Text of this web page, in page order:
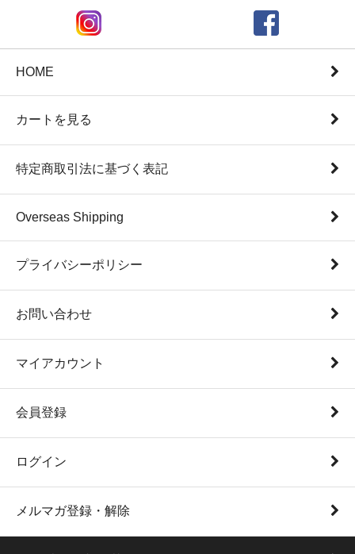
HOME
カートを見る
特定商取引法に基づく表記
Overseas Shipping
プライバシーポリシー
お問い合わせ
マイアカウント
会員登録
ログイン
メルマガ登録・解除